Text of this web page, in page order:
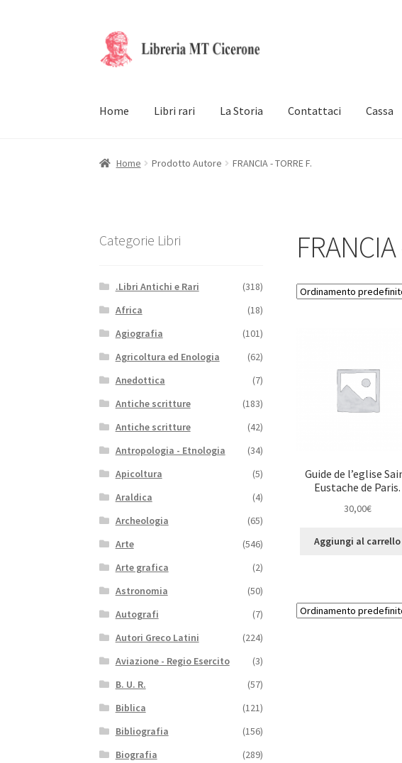
Vai
alla
Vai
al
Home Libri rari La Storia Contattaci Cassa
Home Prodotto Autore FRANCIA - TORRE F.
Guide de l’eglise
Eustache de Paris.
30,00€
Aggiungi al carrello
Categorie Libri
.Libri Antichi e Rari
(318)
Africa
(18)
Agiografia
(101)
Agricoltura ed Enologia
(62)
Anedottica
(7)
Antiche scritture
(183)
Antiche scritture
(42)
Antropologia - Etnologia
(34)
Apicoltura
(5)
Araldica
(4)
Archeologia
(65)
Arte
(546)
Arte grafica
(2)
Astronomia
(50)
Autografi
(7)
Autori Greco Latini
(224)
Aviazione - Regio Esercito
(3)
B. U. R.
(57)
Biblica
(121)
Bibliografia
(156)
Biografia
(289)